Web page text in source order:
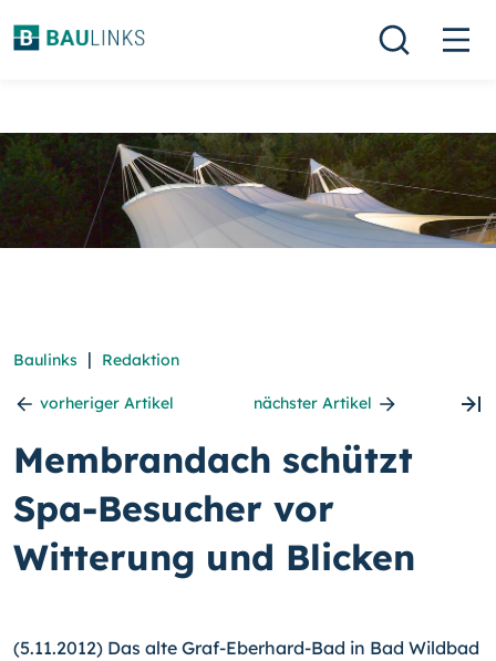
Baulinks | Redaktion
vorheriger Artikel nächster Artikel
Membrandach schützt
Spa-Besucher vor
Witterung und Blicken
(5.11.2012) Das alte Graf-Eberhard-Bad in Bad Wildbad